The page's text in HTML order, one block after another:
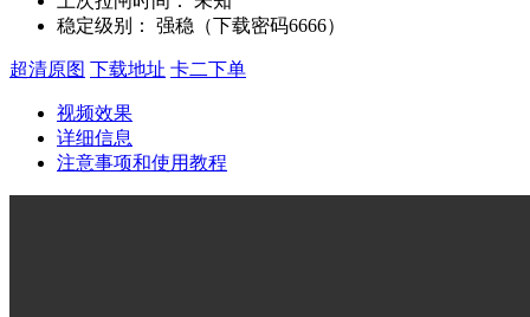
稳定级别：
强稳（下载密码6666）
超清原图 下载地址 卡二下单
视频效果
详细信息
注意事项和使用教程